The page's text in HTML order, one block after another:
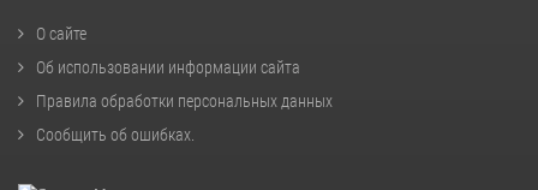
О сайте
Об использовании информации сайта
Правила обработки персональных данных
Сообщить об ошибках.